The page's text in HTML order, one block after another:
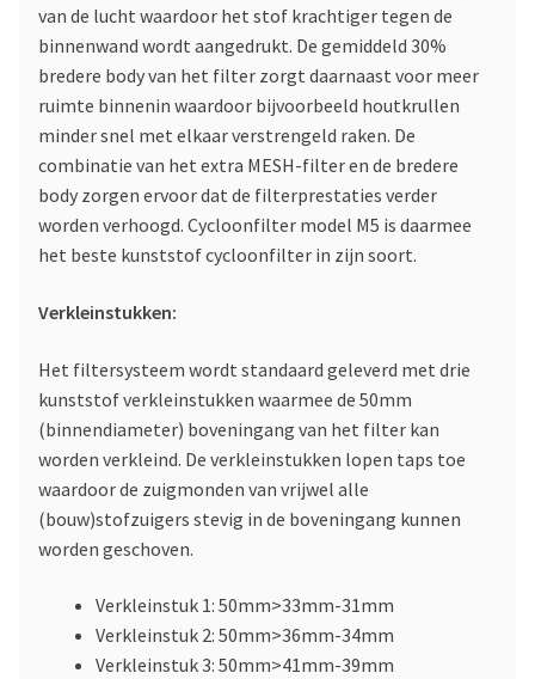
van de lucht waardoor het stof krachtiger tegen de
binnenwand wordt aangedrukt. De gemiddeld 30%
bredere body van het filter zorgt daarnaast voor meer
ruimte binnenin waardoor bijvoorbeeld houtkrullen
minder snel met elkaar verstrengeld raken. De
combinatie van het extra MESH-filter en de bredere
body zorgen ervoor dat de filterprestaties verder
worden verhoogd. Cycloonfilter model M5 is daarmee
het beste kunststof cycloonfilter in zijn soort.
Verkleinstukken:
Het filtersysteem wordt standaard geleverd met drie
kunststof verkleinstukken waarmee de 50mm
(binnendiameter) boveningang van het filter kan
worden verkleind. De verkleinstukken lopen taps toe
waardoor de zuigmonden van vrijwel alle
(bouw)stofzuigers stevig in de boveningang kunnen
worden geschoven.
Verkleinstuk 1: 50mm>33mm-31mm
Verkleinstuk 2: 50mm>36mm-34mm
Verkleinstuk 3: 50mm>41mm-39mm